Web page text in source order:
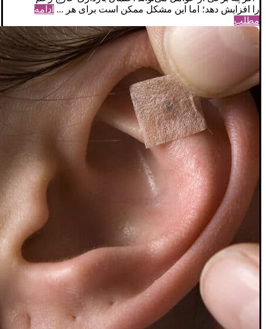
را افزایش دهد؛ اما این مشکل ممکن است برای هر ... ادامه
مطلب